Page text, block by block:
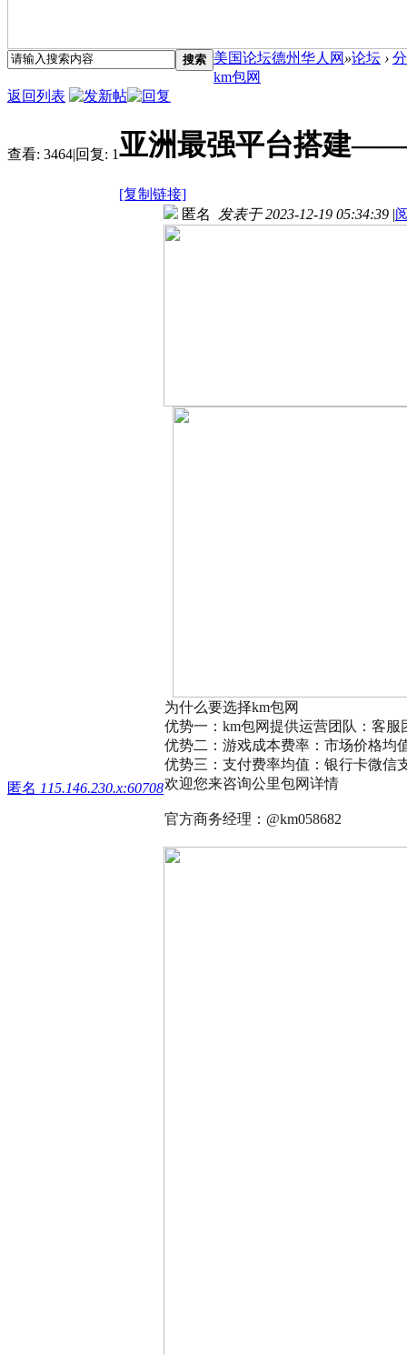
搜索 美国论坛德州华人网 »论坛 ›
km包网
返回列表
查看: 3464|回复: 1亚洲最强平台搭建
[复制链接]
匿名 115.146.230.x:60708
匿名 发表于 2023-12-19 05:34:39 |
为什么要选择km包网
优势一：km包网提供运营团队：客
优势二：游戏成本费率：市场价格均
优势三：支付费率均值：银行卡微信
欢迎您来咨询公里包网详情
官方商务经理：@km058682